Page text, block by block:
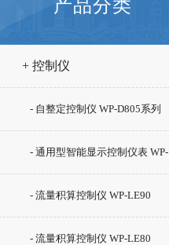
产品分类
+ 控制仪
- 自整定控制仪 WP-D805系列
- 通用型智能显示控制仪表 WP-
C70
- 流量积算控制仪 WP-LE90
- 流量积算控制仪 WP-LE80